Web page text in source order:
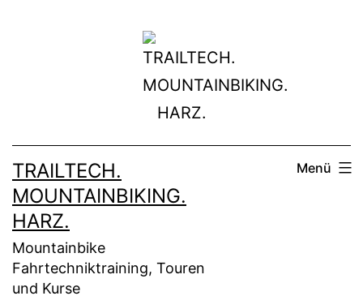
TRAILTECH.
MOUNTAINBIKING.
HARZ.
Mountainbike
Fahrtechniktraining, Touren
und Kurse
Menü